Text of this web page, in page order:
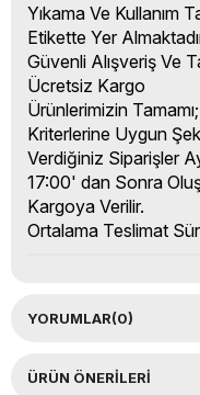
Yıkama Ve Kullanım
Etikette Yer
Güvenli Alışveriş Ve
Ücretsiz Kargo
Ürünlerimizin
Kriterlerine Uygun
Verdiğiniz Siparişler
17:00' dan Sonra
Kargoya Verilir.
Ortalama Teslimat
YORUMLAR(0)
ÜRÜN ÖNERILERI